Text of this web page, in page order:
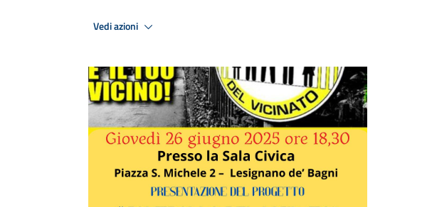
Vedi azioni